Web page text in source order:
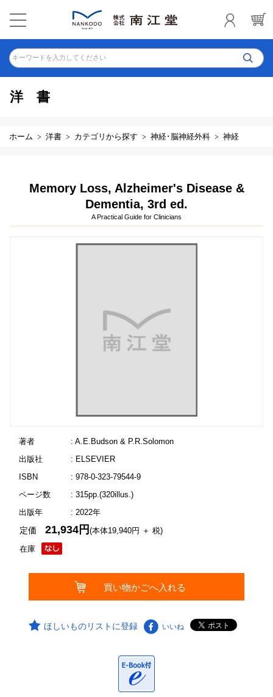
キーワードを入力してください
洋書
ホーム 洋書 カテゴリから探す 神経･脳神経外科 神経
Memory Loss, Alzheimer's Disease &
Dementia, 3rd ed.
A Practical Guide for Clinicians
著者
: A.E.Budson & P.R.Solomon
出版社
: ELSEVIER
ISBN
: 978-0-323-79544-9
ページ数
: 315pp.(320illus.)
出版年
: 2022年
在庫
定価21,934円(本体19,940円 ＋ 税)
ほしいものリストに登録 いいね